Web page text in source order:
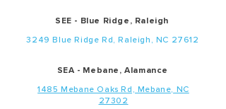
SEE - Blue Ridge, Raleigh
3249 Blue Ridge Rd, Raleigh, NC 27612
SEA - Mebane, Alamance
1485 Mebane Oaks Rd, Mebane, NC
27302